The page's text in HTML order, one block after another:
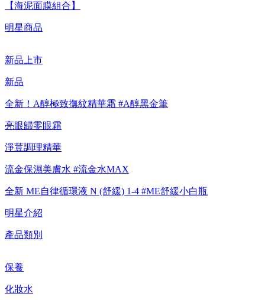
【重要公告】IPSA 無法驗證非官方通路銷售之品牌商品的真實
【海泥面膜組合】
明星商品
新品上市
新品
全新！A醇極致撫紋精華霜 #A醇黑金筆
亮眼歸零眼霜
淨荳調理精華
流金保濕美膚水 #流金水MAX
全新 ME自律循環液 N (舒緩) 1-4 #ME舒緩小白瓶
明星介紹
產品類別
保養
化妝水